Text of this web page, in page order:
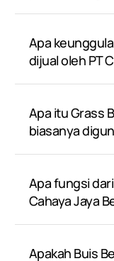
Apa
dijual oleh PT
Apa itu Grass
biasanya
Apa fungsi
Cahaya Jaya
Apakah Buis